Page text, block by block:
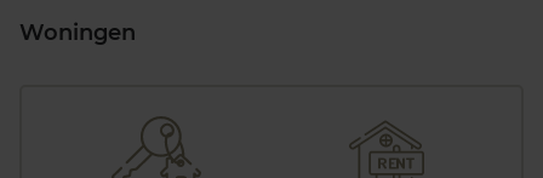
Woningen